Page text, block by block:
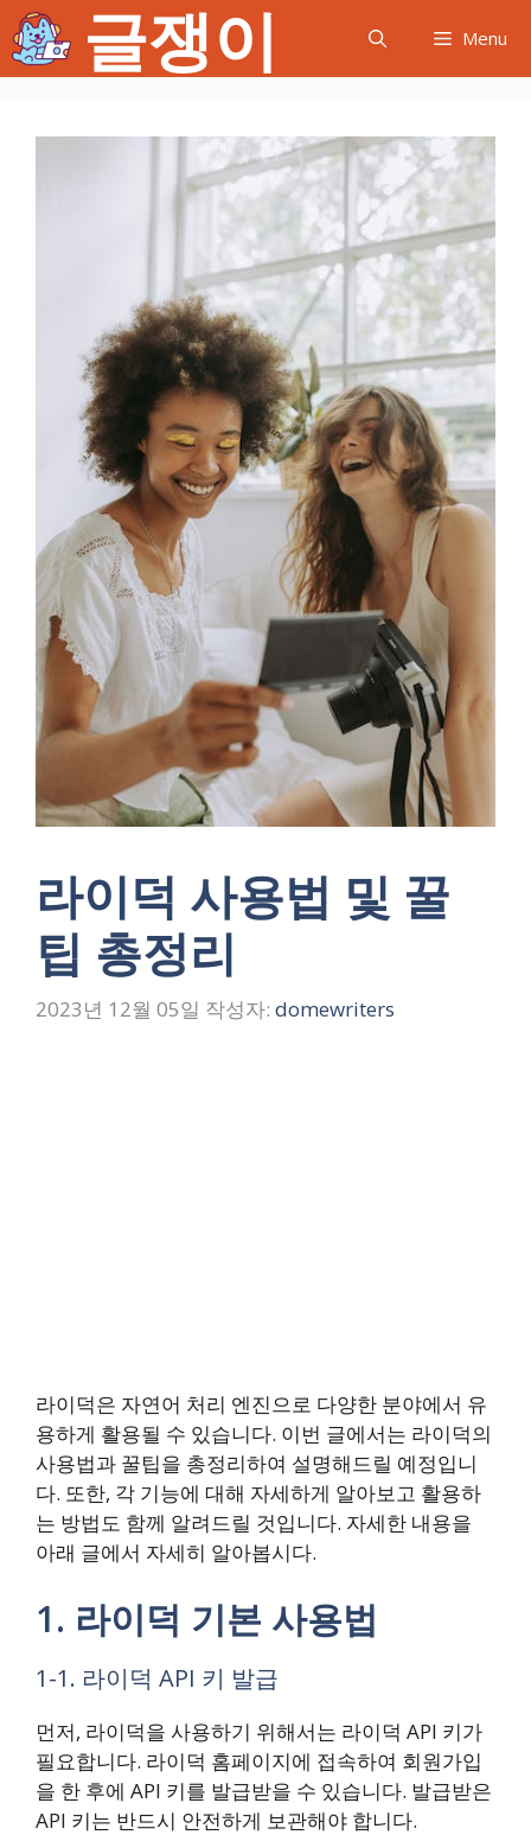
텐
츠
글쟁이 Menu
라이덕 사용법 및 꿀
팁 총정리
2023년 12월 05일 작성자: domewriters
라이덕은 자연어 처리 엔진으로 다양한 분야에서 유
용하게 활용될 수 있습니다. 이번 글에서는 라이덕의
사용법과 꿀팁을 총정리하여 설명해드릴 예정입니
다. 또한, 각 기능에 대해 자세하게 알아보고 활용하
는 방법도 함께 알려드릴 것입니다. 자세한 내용을
아래 글에서 자세히 알아봅시다.
1. 라이덕 기본 사용법
1-1. 라이덕 API 키 발급
먼저, 라이덕을 사용하기 위해서는 라이덕 API 키가
필요합니다. 라이덕 홈페이지에 접속하여 회원가입
을 한 후에 API 키를 발급받을 수 있습니다. 발급받은
API 키는 반드시 안전하게 보관해야 합니다.